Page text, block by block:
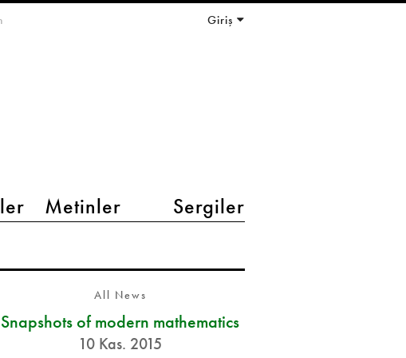
Metinler Sergiler
Giriş
All News
Snapshots of modern mathematics
10 Kas. 2015